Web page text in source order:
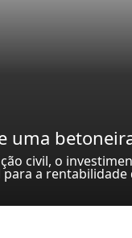
uma
civil, o
a rentabilidade